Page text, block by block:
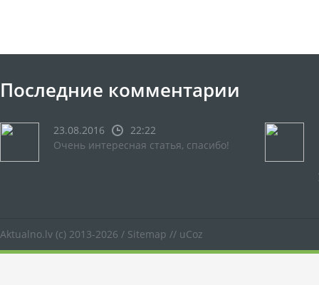
Последние комментарии
23.08.2016
22:22
Очень интересная статья, спасибо!
Aktualno.lv (c) 2013-2026 / Sitemap // uCoz